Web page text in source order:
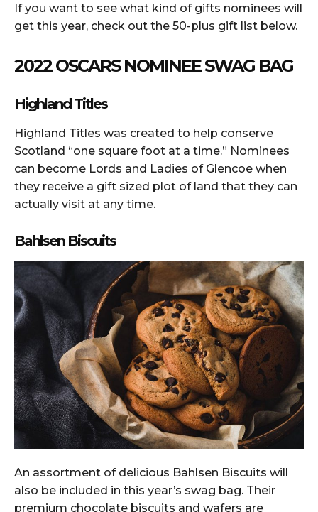
If you want to see what kind of gifts nominees will
get this year, check out the 50-plus gift list below.
2022 OSCARS NOMINEE SWAG BAG
Highland Titles
Highland Titles was created to help conserve
Scotland “one square foot at a time.” Nominees
can become Lords and Ladies of Glencoe when
they receive a gift sized plot of land that they can
actually visit at any time.
Bahlsen Biscuits
An assortment of delicious Bahlsen Biscuits will
also be included in this year’s swag bag. Their
premium chocolate biscuits and wafers are